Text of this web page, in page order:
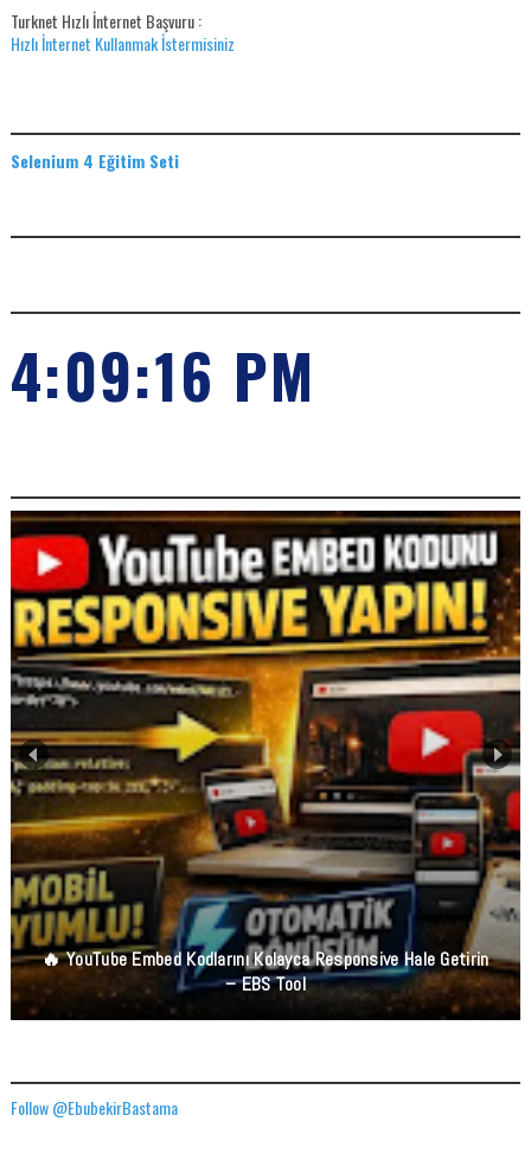
Turknet Hızlı İnternet Başvuru :
Hızlı İnternet Kullanmak İstermisiniz
Selenium 4 Eğitim Seti
4:09:17 PM
Ücretsiz PDF Düzenleyici APK | OCR, PDF Birleştirme,
İmzalama Ve Okuma
Follow @EbubekirBastama